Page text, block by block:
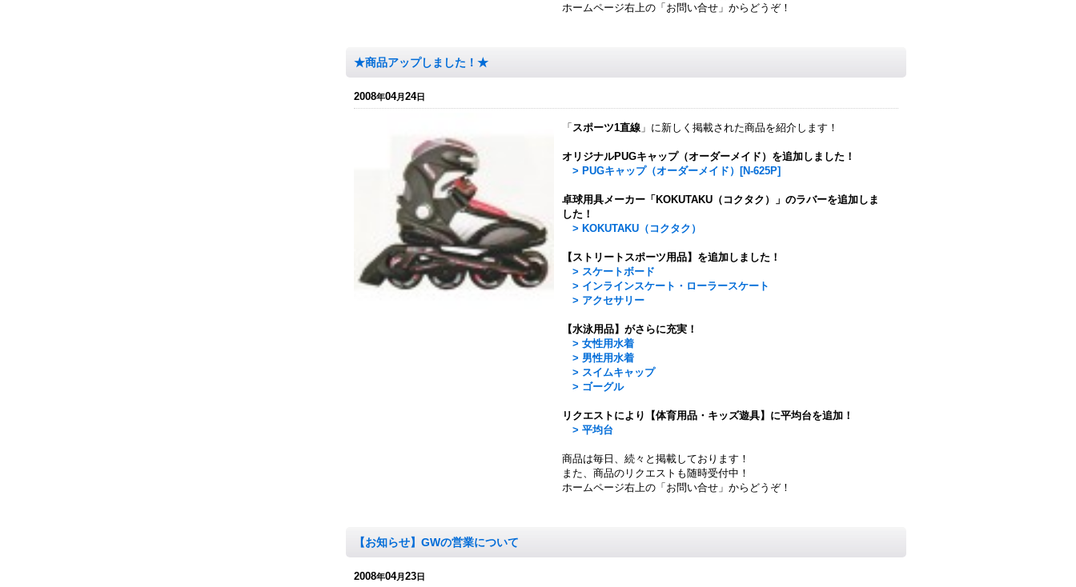
ホームページ右上の「お問い合せ」からどうぞ！
★商品アップしました！★
2008年04月24日
「 スポーツ1直線 」に新しく掲載された商品を紹介します！
オリジナルPUGキャップ（オーダーメイド）を追加しました！
> PUGキャップ（オーダーメイド）[N-625P]
卓球用具メーカー「KOKUTAKU（コクタク）」のラバーを追加しま
した！
> KOKUTAKU（コクタク）
【ストリートスポーツ用品】を追加しました！
> スケートボード
> インラインスケート・ローラースケート
> アクセサリー
【水泳用品】がさらに充実！
> 女性用水着
> 男性用水着
> スイムキャップ
> ゴーグル
リクエストにより【体育用品・キッズ遊具】に平均台を追加！
> 平均台
商品は毎日、続々と掲載しております！
また、商品のリクエストも随時受付中！
ホームページ右上の「お問い合せ」からどうぞ！
【お知らせ】GWの営業について
2008年04月23日